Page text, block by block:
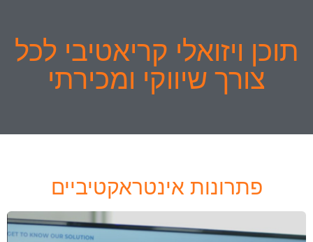
תוכן ויזואלי קריאטיבי לכל
צורך שיווקי ומכירתי
פתרונות אינטראקטיביים